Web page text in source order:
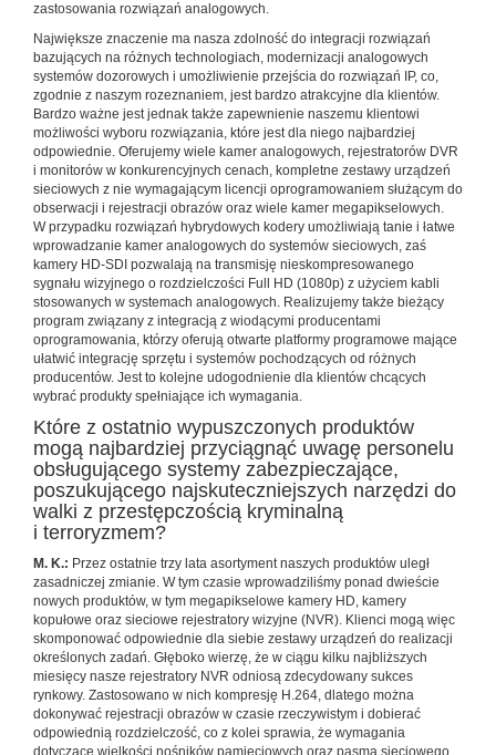
zastosowania rozwiązań analogowych.
Największe znaczenie ma nasza zdolność do integracji rozwiązań
bazujących na różnych technologiach, modernizacji analogowych
systemów dozorowych i umożliwienie przejścia do rozwiązań IP, co,
zgodnie z naszym rozeznaniem, jest bardzo atrakcyjne dla klientów.
Bardzo ważne jest jednak także zapewnienie naszemu klientowi
możliwości wyboru rozwiązania, które jest dla niego najbardziej
odpowiednie. Oferujemy wiele kamer analogowych, rejestratorów DVR
i monitorów w konkurencyjnych cenach, kompletne zestawy urządzeń
sieciowych z nie wymagającym licencji oprogramowaniem służącym do
obserwacji i rejestracji obrazów oraz wiele kamer megapikselowych.
W przypadku rozwiązań hybrydowych kodery umożliwiają tanie i łatwe
wprowadzanie kamer analogowych do systemów sieciowych, zaś
kamery HD-SDI pozwalają na transmisję nieskompresowanego
sygnału wizyjnego o rozdzielczości Full HD (1080p) z użyciem kabli
stosowanych w systemach analogowych. Realizujemy także bieżący
program związany z integracją z wiodącymi producentami
oprogramowania, którzy oferują otwarte platformy programowe mające
ułatwić integrację sprzętu i systemów pochodzących od różnych
producentów. Jest to kolejne udogodnienie dla klientów chcących
wybrać produkty spełniające ich wymagania.
Które z ostatnio wypuszczonych produktów
mogą najbardziej przyciągnąć uwagę personelu
obsługującego systemy zabezpieczające,
poszukującego najskuteczniejszych narzędzi do
walki z przestępczością kryminalną
i terroryzmem?
M. K.: Przez ostatnie trzy lata asortyment naszych produktów uległ
zasadniczej zmianie. W tym czasie wprowadziliśmy ponad dwieście
nowych produktów, w tym megapikselowe kamery HD, kamery
kopułowe oraz sieciowe rejestratory wizyjne (NVR). Klienci mogą więc
skomponować odpowiednie dla siebie zestawy urządzeń do realizacji
określonych zadań. Głęboko wierzę, że w ciągu kilku najbliższych
miesięcy nasze rejestratory NVR odniosą zdecydowany sukces
rynkowy. Zastosowano w nich kompresję H.264, dlatego można
dokonywać rejestracji obrazów w czasie rzeczywistym i dobierać
odpowiednią rozdzielczość, co z kolei sprawia, że wymagania